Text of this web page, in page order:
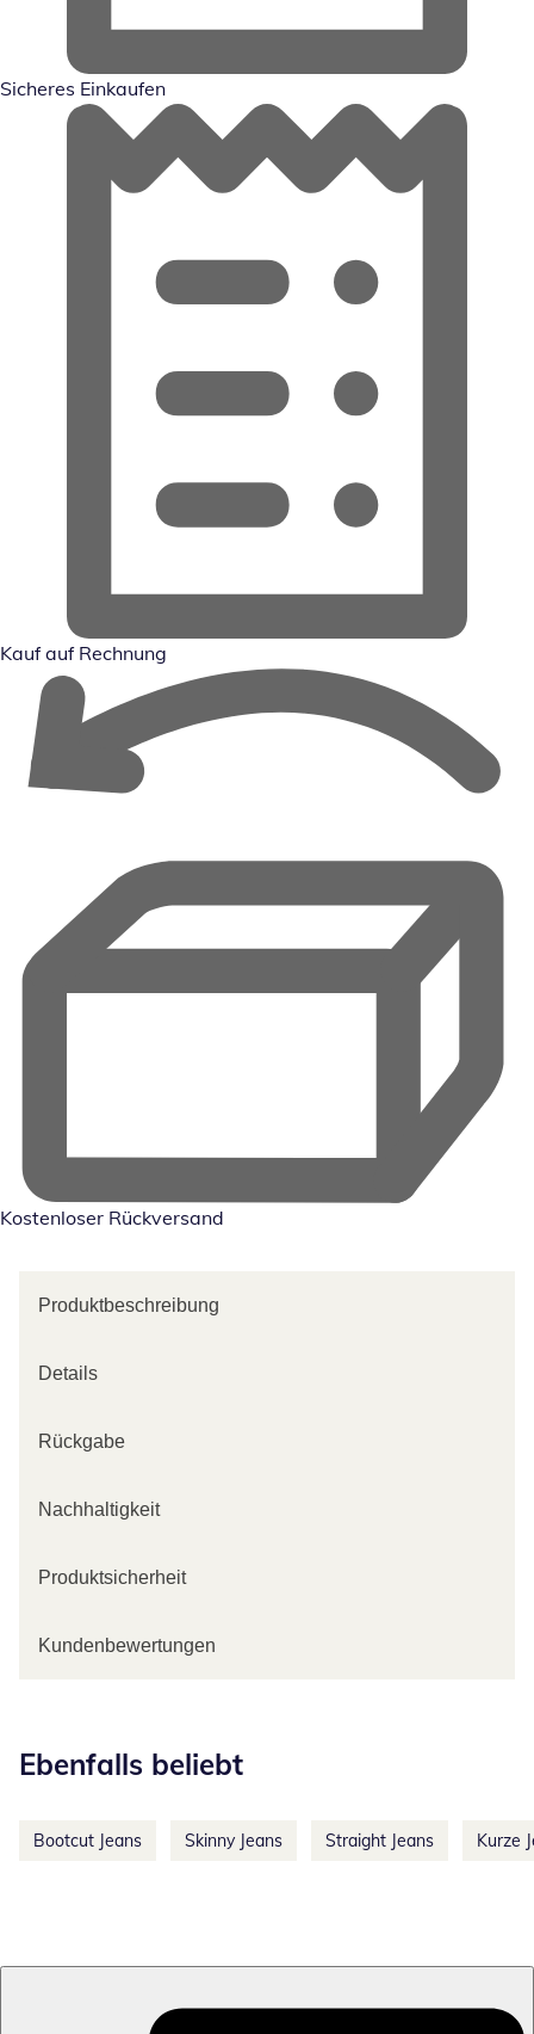
Sicheres Einkaufen
Kauf auf Rechnung
Kostenloser Rückversand
Produktbeschreibung
Details
Rückgabe
Nachhaltigkeit
Produktsicherheit
Kundenbewertungen
Ebenfalls beliebt
Bootcut Jeans Skinny Jeans Straight Jeans Kurze